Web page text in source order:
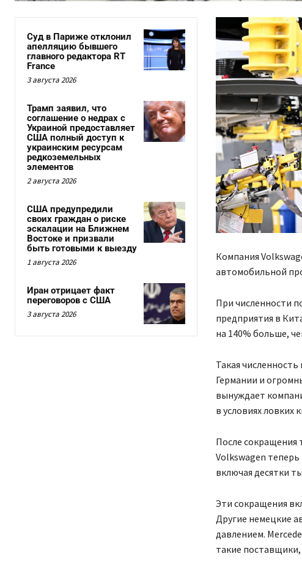
Суд в Париже отклонил
апелляцию бывшего
главного редактора RT
France
3 августа 2026
Трамп заявил, что
соглашение о недрах с
Украиной предоставляет
США полный доступ к
украинским ресурсам
редкоземельных
элементов
2 августа 2026
США предупредили
своих граждан о риске
эскалации на Ближнем
Востоке и призвали
быть готовыми к выезду
1 августа 2026
Иран отрицает факт
переговоров с США
3 августа 2026
Компания
автомобильной
При численности
предприятия в
на 140% больше,
Такая
Германии и
вынуждает
в условиях ловких
После сокращения
Volkswagen теперь
включая десятки
Эти сокращения
Другие немецкие
давлением.
такие